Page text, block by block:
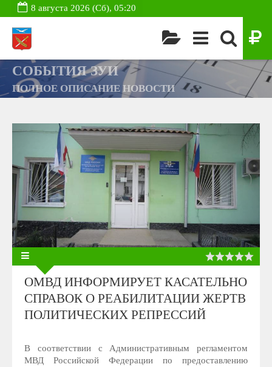
8 августа 2026 (Сб), 05:20
СОБЫТИЯ ЗУИ
ПОЛНОЕ ОПИСАНИЕ НОВОСТИ
ОМВД ИНФОРМИРУЕТ КАСАТЕЛЬНО
СПРАВОК О РЕАБИЛИТАЦИИ ЖЕРТВ
ПОЛИТИЧЕСКИХ РЕПРЕССИЙ
В соответствии с Административным регламентом
МВД Российской Федерации по предоставлению